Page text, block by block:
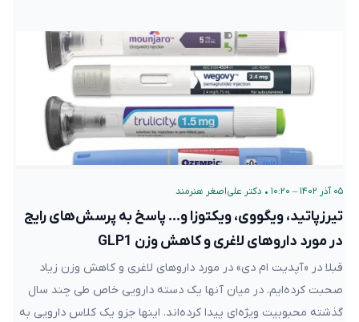
۰۵ آذر ۱۴۰۲ – ۱۰:۲۰ • دکتر علی‌اصغر هنرمند
تیرزپاتید، ویگووی، ویکتوزا و… پاسخ به پرسش‌های رایج
در مورد داروهای لاغری و کاهش وزن GLP1
قبلا در «آپدیت ام دی» در مورد داروهای لاغری و کاهش وزن زیاد
صحبت کرده‌ایم. در میان آنها یک دسته دارویی خاص طی چند سال
گذشته محبوبیت ویژه‌ای پیدا کرده‌اند. اینها جزو یک کلاس دارویی به